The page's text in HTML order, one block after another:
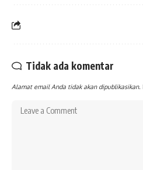
Tidak ada komentar
Alamat email Anda tidak akan dipublikasikan.